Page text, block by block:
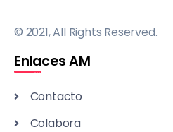
© 2021, All Rights Reserved.
Enlaces AM
Contacto
Colabora